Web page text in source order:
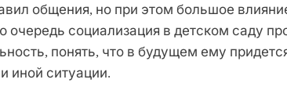
общения, но при этом большое
социализация в детском саду
понять, что в будущем ему
иной ситуации.